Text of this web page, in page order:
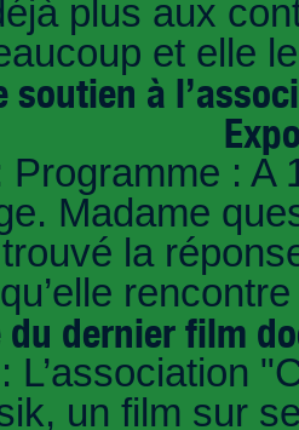
plus aux
et elle
soutien à
: A
Madame
la
du dernier film
L’association
un film sur